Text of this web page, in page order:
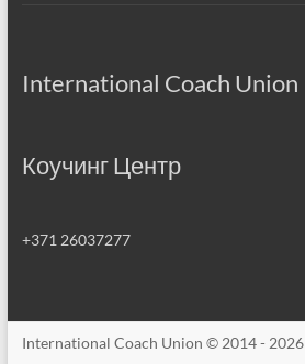
International Coach Union
Коучинг Центр
+371 26037277
International Coach Union © 2014 - 2026